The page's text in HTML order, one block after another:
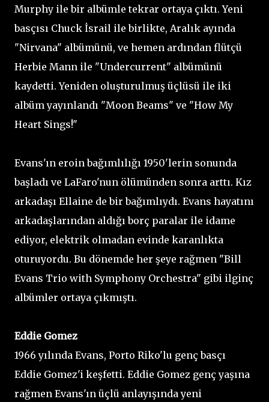
Murphy ile bir albümle tekrar ortaya çıktı. Yeni
basçısı Chuck İsrail ile birlikte, Aralık ayında
"Nirvana" albümünü, ve hemen ardından flütçü
Herbie Mann ile "Undercurrent" albümünü
kaydetti. Yeniden oluşturulmuş üçlüsü ile iki
albüm yayınlandı "Moon Beams" ve "How My
Heart Sings!"
Evans'ın eroin bağımlılığı 1950'lerin sonunda
başladı ve LaFaro'nun ölümünden sonra arttı. Kız
arkadaşı Ellaine de bir bağımlıydı. Evans hayatını
arkadaşlarından aldığı borç paralar ile idame
ediyor, elektrik olmadan evinde karanlıkta
oturuyordu. Bu dönemde her şeye rağmen "Bill
Evans Trio with Symphony Orchestra" gibi ilginç
albümler ortaya çıkmıştı.
Eddie Gomez
1966 yılında Evans, Porto Riko'lu genç basçı
Eddie Gomez'i keşfetti. Eddie Gomez genç yaşına
rağmen Evans'ın üçlü anlayışında yeni